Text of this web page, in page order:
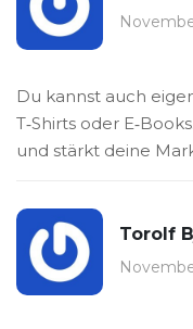
Du kannst auch
T‑Shirts oder
und stärkt deine
Torolf